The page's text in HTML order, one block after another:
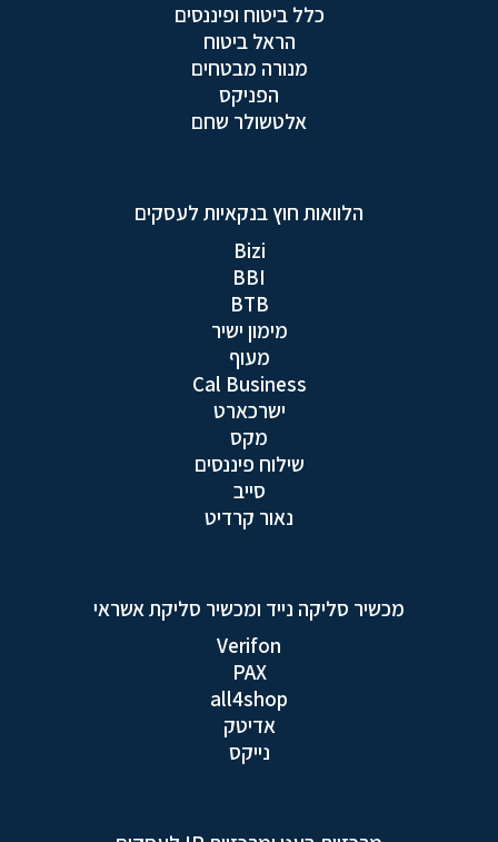
כלל ביטוח ופיננסים
הראל ביטוח
מנורה מבטחים
הפניקס
אלטשולר שחם
הלוואות חוץ בנקאיות לעסקים
Bizi
BBI
BTB
מימון ישיר
מעוף
Cal Business
ישרכארט
מקס
שילוח פיננסים
סייב
נאור קרדיט
מכשיר סליקה נייד ומכשיר סליקת אשראי
Verifon
PAX
all4shop
אדיטק
נייקס